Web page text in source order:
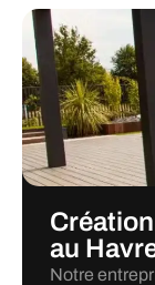
au
Notre